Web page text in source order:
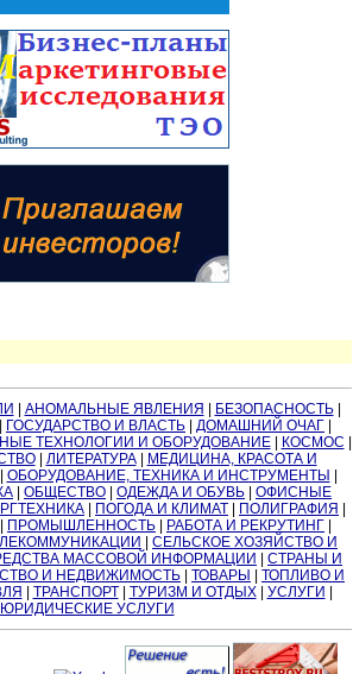
АНОМАЛЬНЫЕ ЯВЛЕНИЯ БЕЗОПАСНОСТЬ|
ГОСУДАРСТВО И ВЛАСТЬ ДОМАШНИЙ ОЧАГ
ТЕХНОЛОГИИ И ОБОРУДОВАНИЕ| КОСМОС
| ЛИТЕРАТУРА|
МЕДИЦИНА, КРАСОТА И
ОБОРУДОВАНИЕ, ТЕХНИКА И ИНСТРУМЕНТЫ
ОБЩЕСТВО ОДЕЖДА И ОБУВЬ
ОФИСНЫЕ
ПОГОДА И КЛИМАТ ПОЛИГРАФИЯ
ПРОМЫШЛЕННОСТЬ РАБОТА И РЕКРУТИНГ
СЕЛЬСКОЕ ХОЗЯЙСТВО И
МАССОВОЙ ИНФОРМАЦИИ
СТРАНЫ И
И НЕДВИЖИМОСТЬ ТОВАРЫ
ТОПЛИВО И
ТРАНСПОРТ| ТУРИЗМ И ОТДЫХ| УСЛУГИ
ЮРИДИЧЕСКИЕ УСЛУГИ